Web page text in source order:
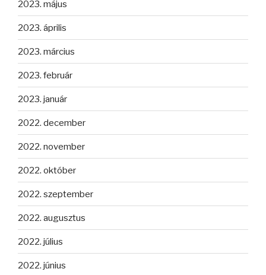
2023. május
2023. április
2023. március
2023. február
2023. január
2022. december
2022. november
2022. október
2022. szeptember
2022. augusztus
2022. július
2022. június